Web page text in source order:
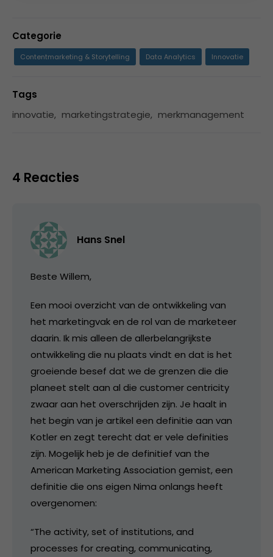
Categorie
Contentmarketing & Storytelling Data Analytics Innovatie
Tags
innovatie, marketingstrategie, merkmanagement
4 Reacties
Hans Snel
Beste Willem,
Een mooi overzicht van de ontwikkeling van
het marketingvak en de rol van de marketeer
daarin. Ik mis alleen de allerbelangrijkste
ontwikkeling die nu plaats vindt en dat is het
groeiende besef dat we de grenzen die die
planeet stelt aan al die customer centricity
zwaar aan het overschrijden zijn. Je haalt in
het begin van je artikel een definitie aan van
Kotler en zegt terecht dat er vele definities
zijn. Mogelijk heb je de definitief van the
American Marketing Association gemist, een
definitie die ons eigen Nima onlangs heeft
overgenomen:
“The activity, set of institutions, and
processes for creating, communicating,